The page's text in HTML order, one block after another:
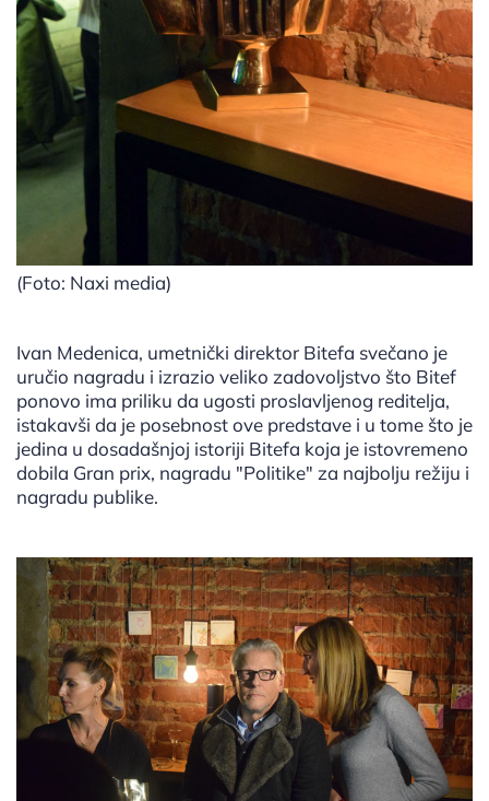
(Foto: Naxi media)
Ivan Medenica, umetnički direktor Bitefa svečano je
uručio nagradu i izrazio veliko zadovoljstvo što Bitef
ponovo ima priliku da ugosti proslavljenog reditelja,
istakavši da je posebnost ove predstave i u tome što je
jedina u dosadašnjoj istoriji Bitefa koja je istovremeno
dobila Gran prix, nagradu "Politike" za najbolju režiju i
nagradu publike.